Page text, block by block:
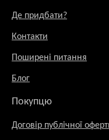
Де придбати?
Контакти
Поширені питання
Блог
Покупцю
Договір публічної